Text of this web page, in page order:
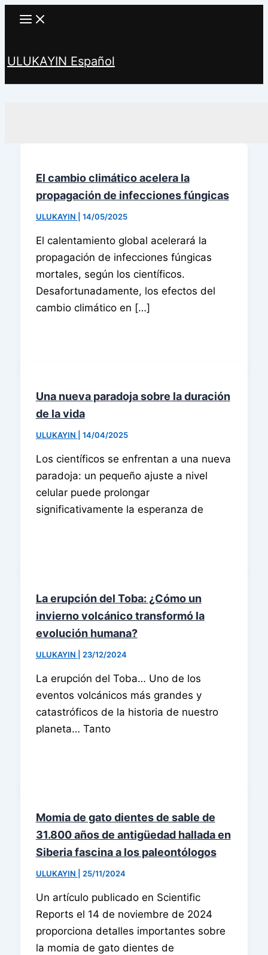
ULUKAYIN Español
El cambio climático acelera la
propagación de infecciones fúngicas
ULUKAYIN 14/05/2025
El calentamiento global acelerará la
propagación de infecciones fúngicas
mortales, según los científicos.
Desafortunadamente, los efectos del
cambio climático en […]
Una nueva paradoja sobre la duración
de la vida
ULUKAYIN 14/04/2025
Los científicos se enfrentan a una nueva
paradoja: un pequeño ajuste a nivel
celular puede prolongar
significativamente la esperanza de
La erupción del Toba: ¿Cómo un
invierno volcánico transformó la
evolución humana?
ULUKAYIN 23/12/2024
La erupción del Toba… Uno de los
eventos volcánicos más grandes y
catastróficos de la historia de nuestro
planeta… Tanto
Momia de gato dientes de sable de
31.800 años de antigüedad hallada en
Siberia fascina a los paleontólogos
ULUKAYIN 25/11/2024
Un artículo publicado en Scientific
Reports el 14 de noviembre de 2024
proporciona detalles importantes sobre
la momia de gato dientes de